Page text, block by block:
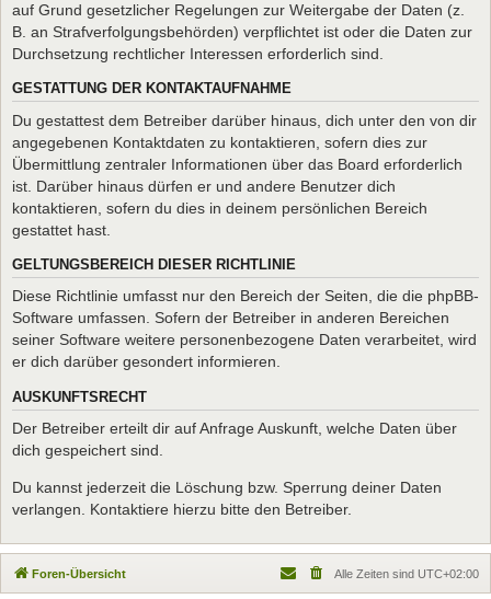
auf Grund gesetzlicher Regelungen zur Weitergabe der Daten (z.
B. an Strafverfolgungsbehörden) verpflichtet ist oder die Daten zur
Durchsetzung rechtlicher Interessen erforderlich sind.
GESTATTUNG DER KONTAKTAUFNAHME
Du gestattest dem Betreiber darüber hinaus, dich unter den von dir
angegebenen Kontaktdaten zu kontaktieren, sofern dies zur
Übermittlung zentraler Informationen über das Board erforderlich
ist. Darüber hinaus dürfen er und andere Benutzer dich
kontaktieren, sofern du dies in deinem persönlichen Bereich
gestattet hast.
GELTUNGSBEREICH DIESER RICHTLINIE
Diese Richtlinie umfasst nur den Bereich der Seiten, die die phpBB-
Software umfassen. Sofern der Betreiber in anderen Bereichen
seiner Software weitere personenbezogene Daten verarbeitet, wird
er dich darüber gesondert informieren.
AUSKUNFTSRECHT
Der Betreiber erteilt dir auf Anfrage Auskunft, welche Daten über
dich gespeichert sind.
Du kannst jederzeit die Löschung bzw. Sperrung deiner Daten
verlangen. Kontaktiere hierzu bitte den Betreiber.
Foren-Übersicht Alle Zeiten sind UTC+02:00